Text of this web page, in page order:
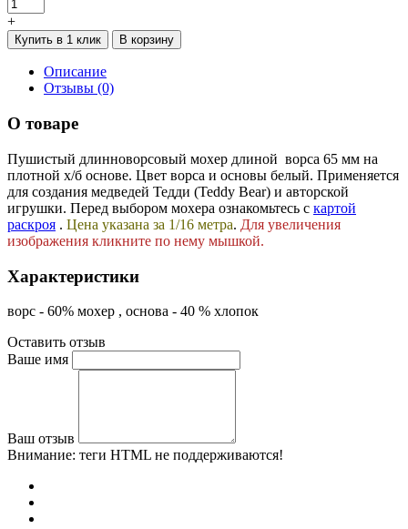
+
Купить в 1 клик В корзину
Описание
Отзывы (0)
О товаре
Пушистый длинноворсовый мохер длиной ворса 65 мм на
плотной х/б основе. Цвет ворса и основы белый. Применяется
для создания медведей Тедди (Teddy Bear) и авторской
игрушки. Перед выбором мохера ознакомьтесь с картой
раскроя . Цена указана за 1/16 метра. Для увеличения
изображения кликните по нему мышкой.
Характеристики
ворс - 60% мохер , основа - 40 % хлопок
Оставить отзыв
Ваше имя
Ваш отзыв
Внимание: теги HTML не поддерживаются!